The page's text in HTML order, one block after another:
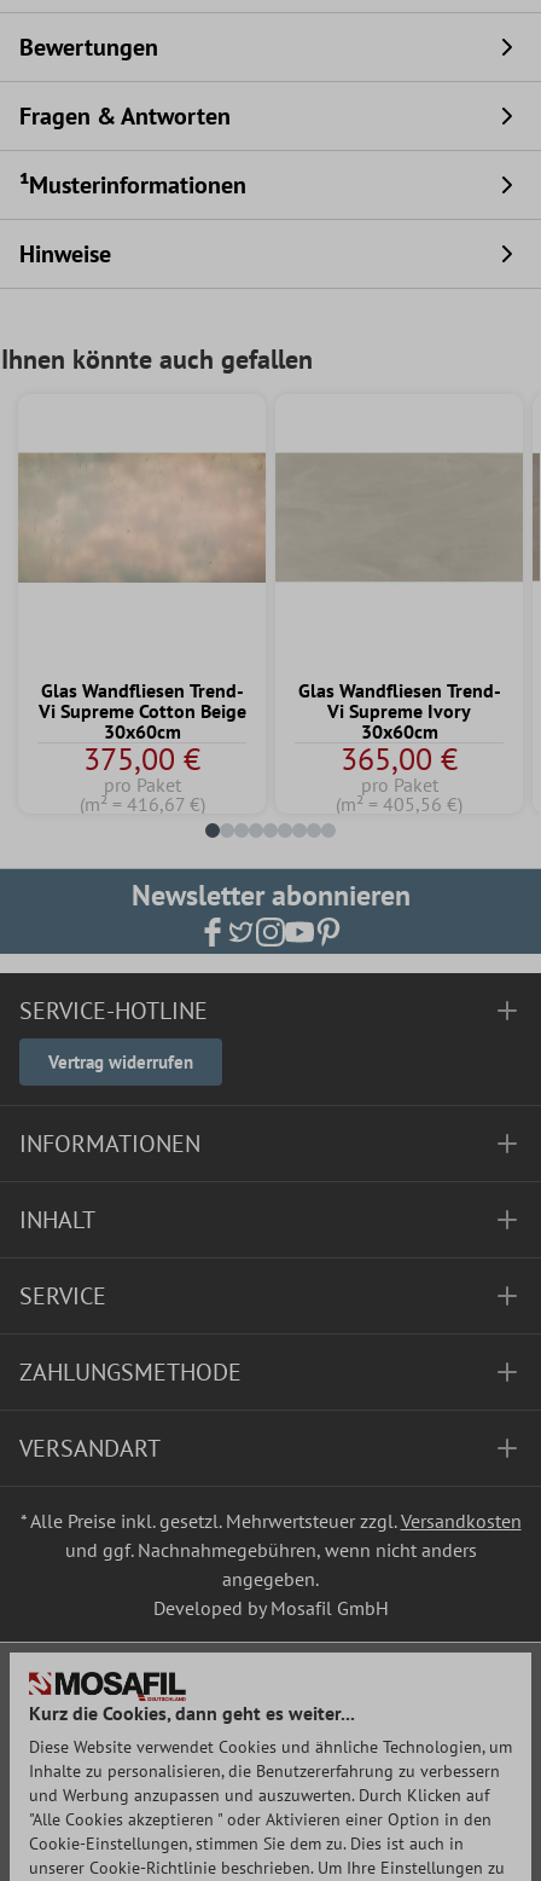
Bewertungen
Fragen & Antworten
¹Musterinformationen
Hinweise
Ihnen könnte auch gefallen
Glas Wandfliesen Trend-
Vi Supreme Cotton Beige
30x60cm
375,00 €
pro Paket
(m² = 416,67 €)
Glas Wandfliesen Trend-
Vi Supreme Ivory
30x60cm
365,00 €
pro Paket
(m² = 405,56 €)
Newsletter abonnieren
SERVICE-HOTLINE
Vertrag widerrufen
INFORMATIONEN
INHALT
SERVICE
ZAHLUNGSMETHODE
VERSANDART
* Alle Preise inkl. gesetzl. Mehrwertsteuer zzgl.Versandkosten
und ggf. Nachnahmegebühren, wenn nicht anders
angegeben.
Developed by Mosafil GmbH
Kurz die Cookies, dann geht es weiter...
Diese Website verwendet Cookies und ähnliche Technologien, um
Inhalte zu personalisieren, die Benutzererfahrung zu verbessern
und Werbung anzupassen und auszuwerten. Durch Klicken auf
"Alle Cookies akzeptieren " oder Aktivieren einer Option in den
Cookie-Einstellungen, stimmen Sie dem zu. Dies ist auch in
unserer Cookie-Richtlinie beschrieben. Um Ihre Einstellungen zu